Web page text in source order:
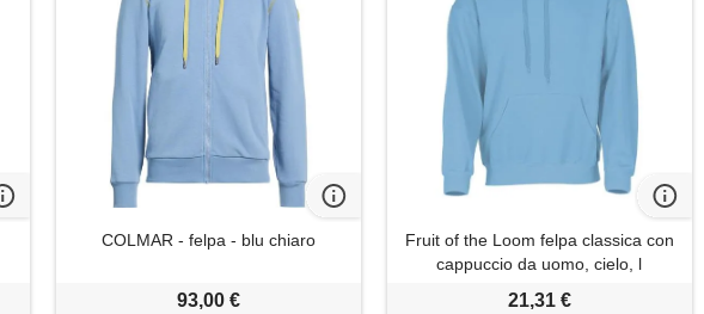
COLMAR - felpa - blu chiaro
93,00 €
Fruit of the Loom felpa classica con
cappuccio da uomo, cielo, l
21,31 €